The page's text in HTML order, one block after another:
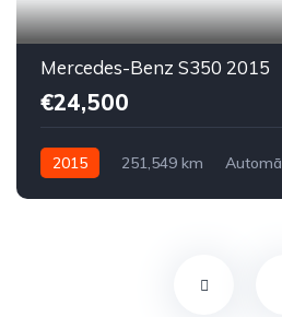
Mercedes-Benz S350 2015
€24,500
2015 251,549 km